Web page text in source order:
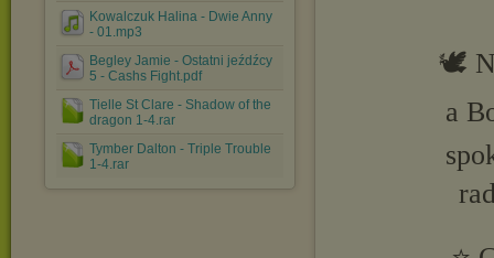
Kowalczuk Halina - Dwie Anny
- 01.mp3
Begley Jamie - Ostatni jeźdźcy
5 - Cashs Fight.pdf
Tielle St Clare - Shadow of the
dragon 1-4.rar
Tymber Dalton - Triple Trouble
1-4.rar
🕊️
a